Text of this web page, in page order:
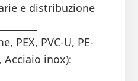
e distribuzione
PEX, PVC-U, PE-
Acciaio inox):